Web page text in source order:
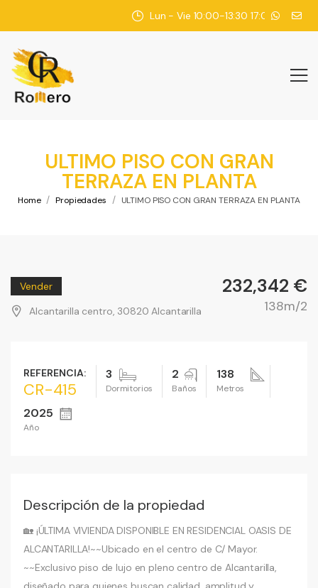
Lun - Vie 10:00-13:30 17:00-20:30
ULTIMO PISO CON GRAN
TERRAZA EN PLANTA
Home / Propiedades / ULTIMO PISO CON GRAN TERRAZA EN PLANTA
Vender 232,342 €
Alcantarilla centro, 30820 Alcantarilla 138m/2
REFERENCIA:
CR-415
3
Dormitorios
2
Baños
138
Metros
2025
Año
Descripción de la propiedad
🏡 ¡ÚLTIMA VIVIENDA DISPONIBLE EN RESIDENCIAL OASIS DE
ALCANTARILLA!~~Ubicado en el centro de C/ Mayor.
~~Exclusivo piso de lujo en pleno centro de Alcantarilla,